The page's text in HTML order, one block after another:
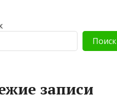
Поиск
записи